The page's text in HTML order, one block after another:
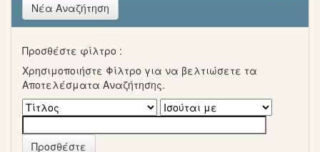
Νέα Αναζήτηση
Προσθέστε φίλτρο :
Χρησιμοποιήστε Φίλτρο για να βελτιώσετε τα
Αποτελέσματα Αναζήτησης.